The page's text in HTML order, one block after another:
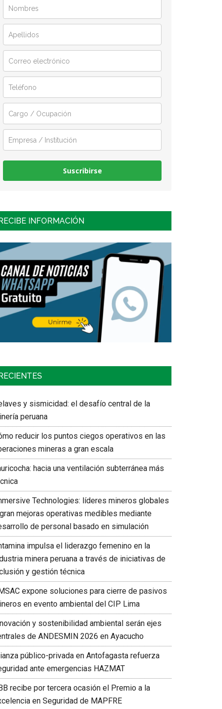
Suscribirse
INFORMACIÓN
RECIENTES
y sismicidad: el desafío central de la
peruana
reducir los puntos ciegos operativos en las
mineras a gran escala
hacia una ventilación subterránea más
Technologies: líderes mineros globales
mejoras operativas medibles mediante
de personal basado en simulación
impulsa el liderazgo femenino en la
minera peruana a través de iniciativas de
y gestión técnica
expone soluciones para cierre de pasivos
en evento ambiental del CIP Lima
y sostenibilidad ambiental serán ejes
de ANDESMIN 2026 en Ayacucho
público-privada en Antofagasta refuerza
ante emergencias HAZMAT
recibe por tercera ocasión el Premio a la
en Seguridad de MAPFRE